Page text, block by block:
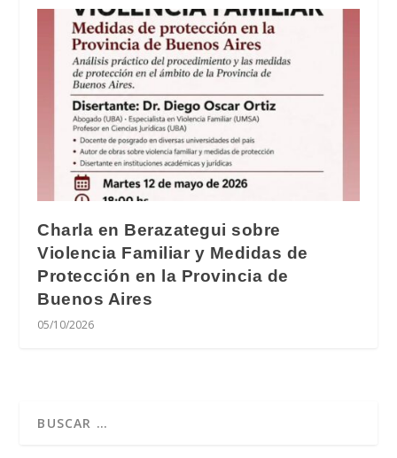
Charla en Berazategui sobre
Violencia Familiar y Medidas de
Protección en la Provincia de
Buenos Aires
05/10/2026